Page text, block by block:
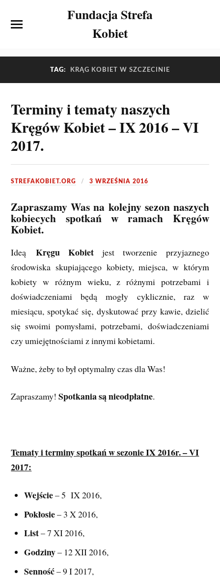
Fundacja Strefa
Kobiet
TAG: KRĄG KOBIET W SZCZECINIE
Terminy i tematy naszych
Kręgów Kobiet – IX 2016 – VI
2017.
STREFAKOBIET.ORG 3 WRZEŚNIA 2016
Zapraszamy Was na kolejny sezon naszych
kobiecych spotkań w ramach Kręgów
Kobiet.
Ideą Kręgu Kobietjest tworzenie przyjaznego
środowiska skupiającego kobiety, miejsca, w którym
kobiety w różnym wieku, z różnymi potrzebami i
doświadczeniami będą mogły cyklicznie, raz w
miesiącu, spotykać się, dyskutować przy kawie, dzielić
się swoimi pomysłami, potrzebami, doświadczeniami
czy umiejętnościami z innymi kobietami.
Ważne, żeby to był optymalny czas dla Was!
Zapraszamy!Spotkania są nieodpłatne.
Tematy i terminy spotkań w sezonie IX 2016r. – VI
2017:
Wejście– 5 IX 2016,
Pokłosie– 3 X 2016,
List– 7 XI 2016,
Godziny– 12 XII 2016,
Senność– 9 I 2017,